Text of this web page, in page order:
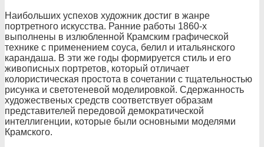
Наибольших успехов художник достиг в жанре
портретного искусства. Ранние работы 1860-х
выполнены в излюбленной Крамским графической
технике с применением соуса, белил и итальянского
карандаша. В эти же годы формируется стиль и его
живописных портретов, который отличает
колористическая простота в сочетании с тщательностью
рисунка и светотеневой моделировкой. Сдержанность
художественых средств соответствует образам
представителей передовой демократической
интеллигенции, которые были основными моделями
Крамского.